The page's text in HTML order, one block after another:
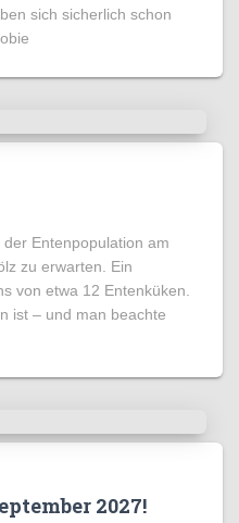
sich sicherlich schon
Entenpopulation am
zu erwarten. Ein
von etwa 12 Entenküken.
ist – und man beachte
2027!